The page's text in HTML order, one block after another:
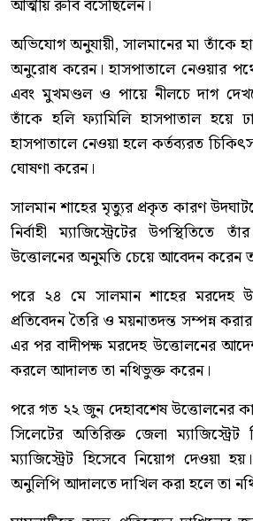
আত্মীয় রুবি বসেছিলেন।
অভিযোগ অনুযায়ী, সালমানের মা তাঁকে
অনুরোধ করেন। হাসপাতালে নেওয়ার
এবং মুখমণ্ডল ও পায়ে নীলচে দাগ
তাঁকে হলি ফ্যামিলি হাসপাতাল হয়ে
হাসপাতালে নেওয়া হলে কর্তব্যরত
ঘোষণা করেন।
সালমান শাহের মৃত্যুর প্রকৃত কারণ
নির্বাহী ম্যাজিস্ট্রেটের
উত্তোলনের অনুমতি চেয়ে আবেদন করেন
পরে ২৪ মে সালমান শাহের মরদেহ
প্রতিবেদন তৈরি ও ময়নাতদন্ত সম্পন্ন
এর পর বাদীপক্ষ মরদেহ উত্তোলনের
করলে আদালত তা নথিভুক্ত করেন।
পরে গত ২২ জুন দেহাবশেষ উত্তোলনের
সিলেটের অতিরিক্ত জেলা ম্যাজিস্ট্রেট
ম্যাজিস্ট্রেট হিসেবে নিয়োগ দেওয়া
অনুলিপি আদালতে দাখিল করা হলে তা